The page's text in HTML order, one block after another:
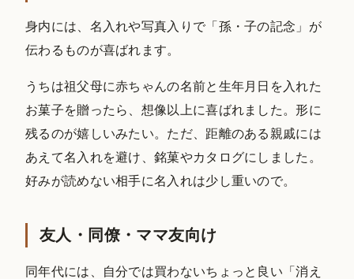
身内には、名入れや写真入りで「孫・子の記念」が
伝わるものが喜ばれます。
うちは祖父母に赤ちゃんの名前と生年月日を入れた
お菓子を贈ったら、想像以上に喜ばれました。形に
残るのが嬉しいみたい。ただ、距離のある親戚には
あえて名入れを避け、銘菓やカタログにしました。
好みが読めない相手に名入れは少し重いので。
友人・同僚・ママ友向け
同年代には、自分では買わないちょっと良い「消え